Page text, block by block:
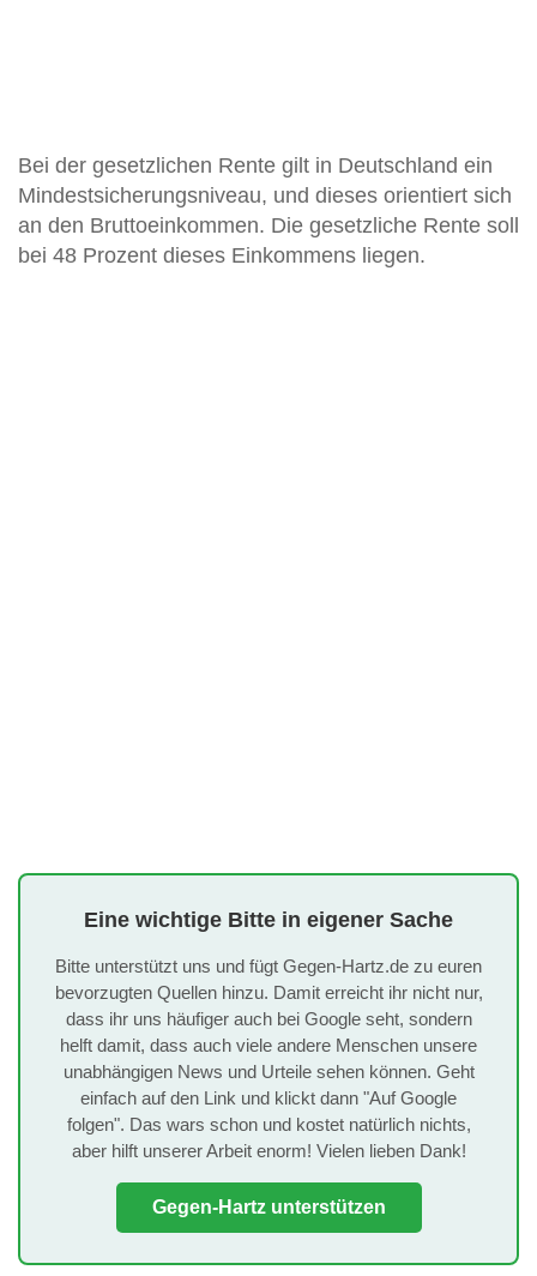
Bei der gesetzlichen Rente gilt in Deutschland ein
Mindestsicherungsniveau, und dieses orientiert sich
an den Bruttoeinkommen. Die gesetzliche Rente soll
bei 48 Prozent dieses Einkommens liegen.
Eine wichtige Bitte in eigener Sache
Bitte unterstützt uns und fügt Gegen-Hartz.de zu euren
bevorzugten Quellen hinzu. Damit erreicht ihr nicht nur,
dass ihr uns häufiger auch bei Google seht, sondern
helft damit, dass auch viele andere Menschen unsere
unabhängigen News und Urteile sehen können. Geht
einfach auf den Link und klickt dann "Auf Google
folgen". Das wars schon und kostet natürlich nichts,
aber hilft unserer Arbeit enorm! Vielen lieben Dank!
Gegen-Hartz unterstützen